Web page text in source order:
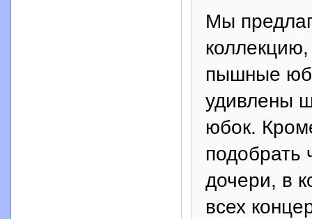
Мы
пышные
удивлены
юбок.
подобрать
дочери, в
всех